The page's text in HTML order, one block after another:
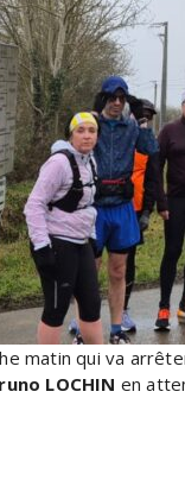
matin qui va
LOCHIN en